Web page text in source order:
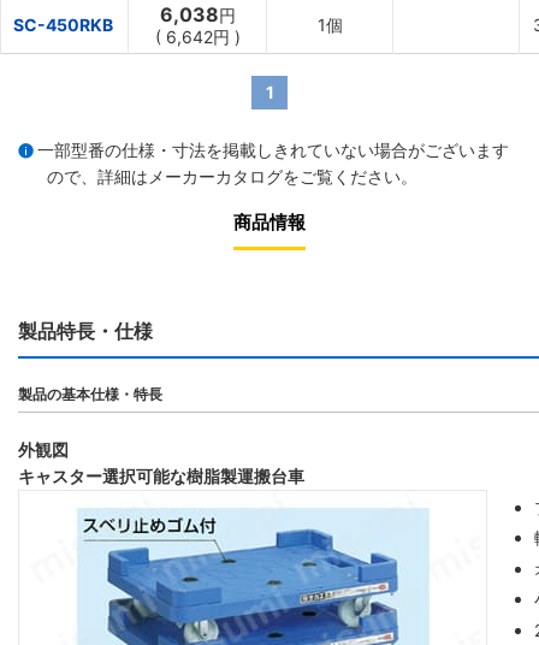
SC-450RKB 6,038円
( 6,642円 )
1個
1
一部型番の仕様・寸法を掲載しきれていない場合がございます
ので、詳細は メーカーカタログをご覧ください。
商品情報
製品特長・仕様
製品の基本仕様・特長
外観図
キャスター選択可能な樹脂製運搬台車